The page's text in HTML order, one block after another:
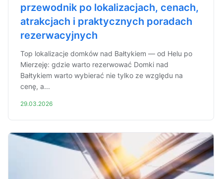
przewodnik po lokalizacjach, cenach,
atrakcjach i praktycznych poradach
rezerwacyjnych
Top lokalizacje domków nad Bałtykiem — od Helu po
Mierzeję: gdzie warto rezerwować Domki nad
Bałtykiem warto wybierać nie tylko ze względu na
cenę, a...
29.03.2026